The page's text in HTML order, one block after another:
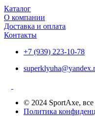
Каталог
О компании
Доставка и оплата
Контакты
+7 (939) 223-10-78
© 2024 SportAxe,
Политика